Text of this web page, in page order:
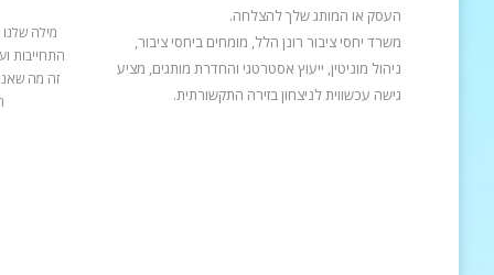
מילה
התחייבות
זה מה
העסק או המותג שלך להצלחה.
משרד יחסי ציבור רונן הלל, מומחים ביחסי ציבור,
ניהול מוניטין, ייעוץ אסטרטגי והחדרת מותגים, מציע
גישה עכשווית לניצחון בזירה התקשורתית.